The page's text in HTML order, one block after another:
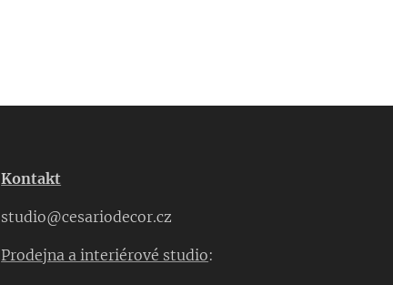
Kontakt
studio@cesariodecor.cz
Prodejna a interiérové studio: